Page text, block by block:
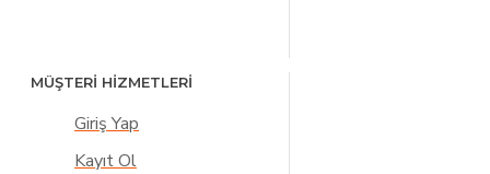
MÜŞTERİ HİZMETLERİ
Giriş Yap
Kayıt Ol